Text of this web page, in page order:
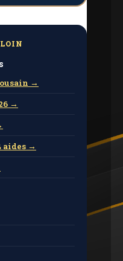
→
→
aides →